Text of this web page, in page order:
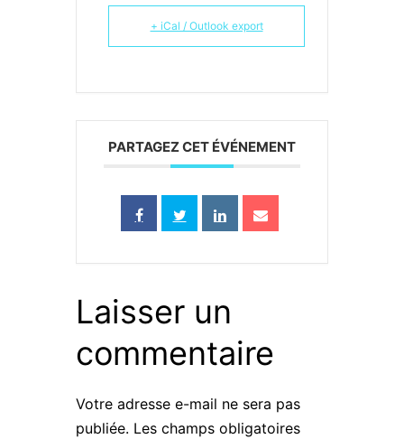
+ iCal / Outlook export
PARTAGEZ CET ÉVÉNEMENT
Laisser un
commentaire
Votre adresse e-mail ne sera pas
publiée. Les champs obligatoires